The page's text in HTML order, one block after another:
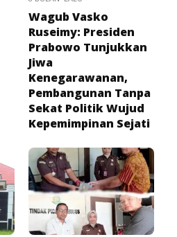
Wagub Vasko
Ruseimy: Presiden
Prabowo Tunjukkan
Jiwa
Kenegarawanan,
Pembangunan Tanpa
Sekat Politik Wujud
Kepemimpinan Sejati